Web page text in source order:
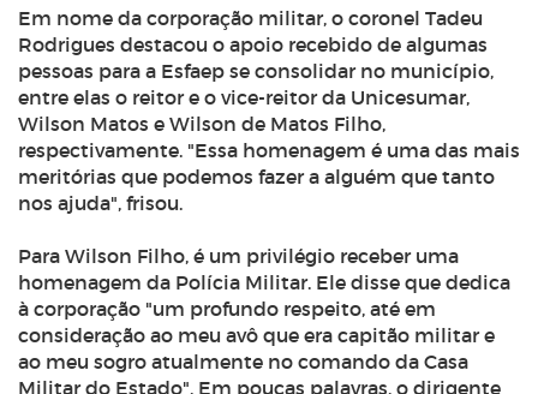
Em nome da corporação militar, o coronel Tadeu
Rodrigues destacou o apoio recebido de algumas
pessoas para a Esfaep se consolidar no município,
entre elas o reitor e o vice-reitor da Unicesumar,
Wilson Matos e Wilson de Matos Filho,
respectivamente. "Essa homenagem é uma das mais
meritórias que podemos fazer a alguém que tanto
nos ajuda", frisou.
Para Wilson Filho, é um privilégio receber uma
homenagem da Polícia Militar. Ele disse que dedica
à corporação "um profundo respeito, até em
consideração ao meu avô que era capitão militar e
ao meu sogro atualmente no comando da Casa
Militar do Estado". Em poucas palavras, o dirigente